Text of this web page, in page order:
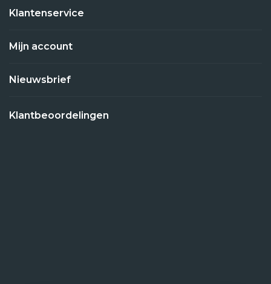
Klantenservice
Mijn account
Nieuwsbrief
Klantbeoordelingen